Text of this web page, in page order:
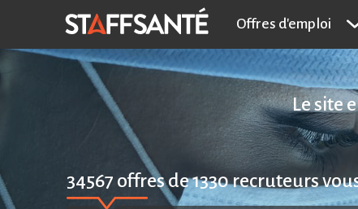
Offres d'emploi
Le site
34567 offres de1330recruteurs